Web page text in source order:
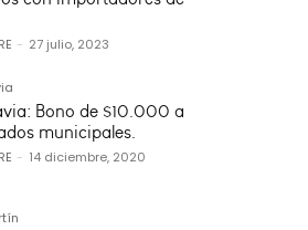
- 27 julio, 2023
Bono de $10.000 a
municipales.
- 14 diciembre, 2020